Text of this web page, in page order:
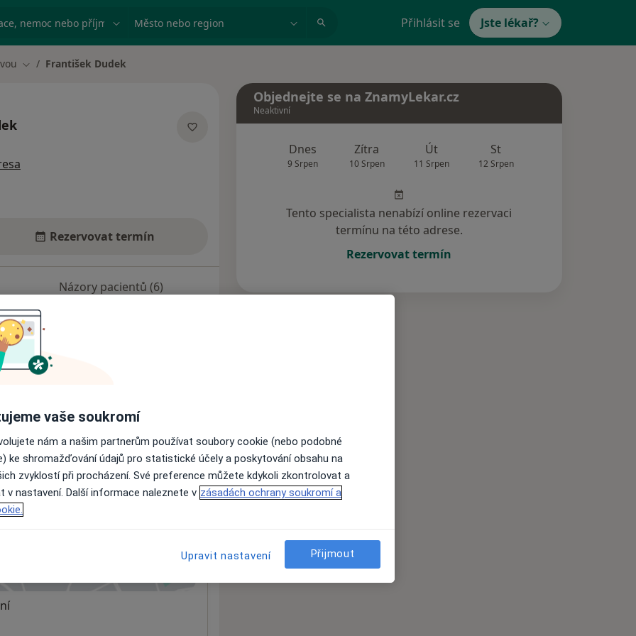
nemoc nebo příjmení Město nebo region Přihlásit se Jste lékař?
Změna města
František Dudek
Rezervovat termín
Názory pacientů (6)
nejsou k dispozici
informace o svých službách.
Objednejte se na ZnamyLekar.cz
Neaktivní
Dnes
9 Srpen
Zítra
10 Srpen
Út
11 Srpen
St
12 Srpen
Tento specialista nenabízí online rezervaci
termínu na této adrese.
Rezervovat termín
vaše soukromí
nám a našim partnerům používat soubory cookie (nebo podobné
ke shromažďování údajů pro statistické účely a poskytování obsahu na
zvyklostí při procházení. Své preference můžete kdykoli zkontrolovat a
v nastavení. Další informace naleznete v zásadách ochrany soukromí a
Upravit nastavení Přijmout